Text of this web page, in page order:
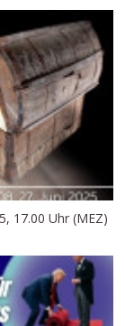
17.00 Uhr (MEZ)